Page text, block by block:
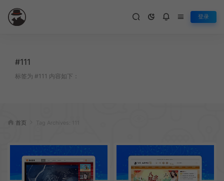
登录
#111
标签为 #111 内容如下：
首页